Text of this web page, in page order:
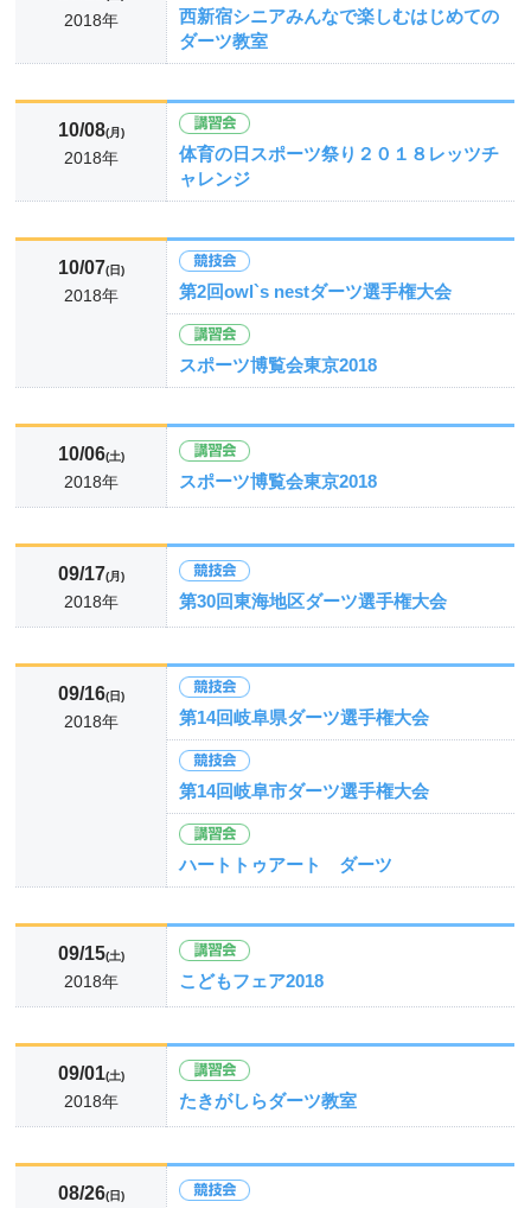
2018年
西新宿シニアみんなで楽しむはじめての
ダーツ教室
10/08(月)
2018年
体育の日スポーツ祭り２０１８レッツチ
ャレンジ
10/07(日)
2018年 第2回owl`s nestダーツ選手権大会
スポーツ博覧会東京2018
10/06(土)
2018年 スポーツ博覧会東京2018
09/17(月)
2018年 第30回東海地区ダーツ選手権大会
09/16(日)
2018年 第14回岐阜県ダーツ選手権大会
第14回岐阜市ダーツ選手権大会
ハートトゥアート ダーツ
09/15(土)
2018年 こどもフェア2018
09/01(土)
2018年 たきがしらダーツ教室
08/26(日)